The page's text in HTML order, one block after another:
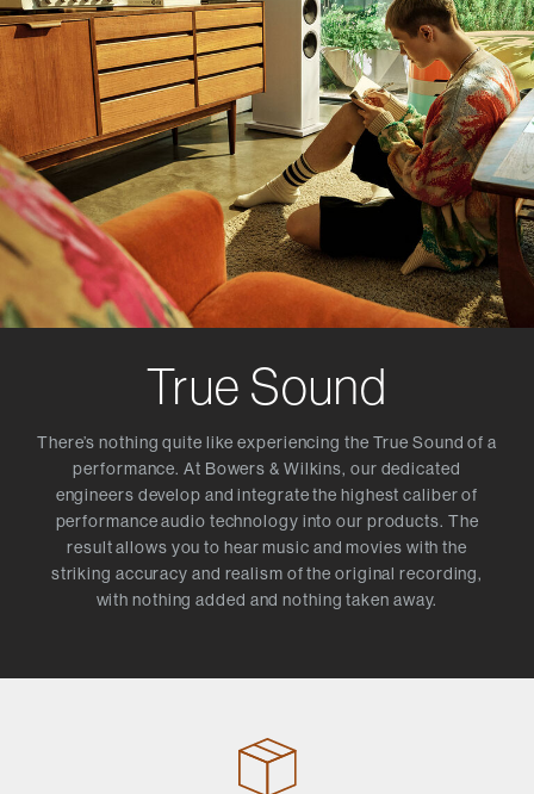
True Sound
There’s nothing quite like experiencing the True Sound of a
performance. At Bowers & Wilkins, our dedicated
engineers develop and integrate the highest caliber of
performance audio technology into our products. The
result allows you to hear music and movies with the
striking accuracy and realism of the original recording,
with nothing added and nothing taken away.